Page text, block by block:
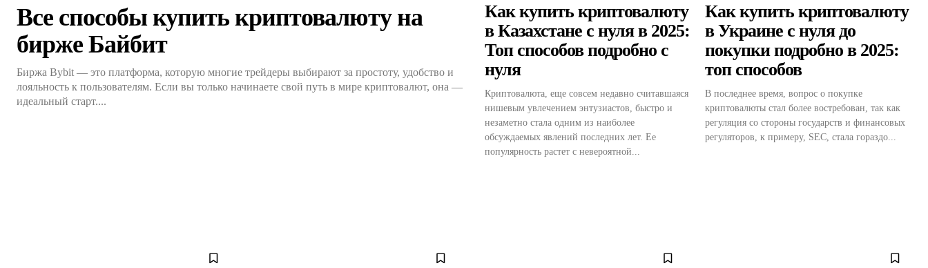
Все способы купить криптовалюту на
бирже Байбит
Биржа Bybit — это платформа, которую многие трейдеры выбирают за простоту, удобство и
лояльность к пользователям. Если вы только начинаете свой путь в мире криптовалют, она —
идеальный старт....
Как купить криптовалюту
в Казахстане с нуля в 2025:
Топ способов подробно с
нуля
Криптовалюта, еще совсем недавно считавшаяся
нишевым увлечением энтузиастов, быстро и
незаметно стала одним из наиболее
обсуждаемых явлений последних лет. Ее
популярность растет с невероятной...
Как купить криптовалюту
в Украине с нуля до
покупки подробно в 2025:
топ способов
В последнее время, вопрос о покупке
криптовалюты стал более востребован, так как
регуляция со стороны государств и финансовых
регуляторов, к примеру, SEC, стала гораздо...